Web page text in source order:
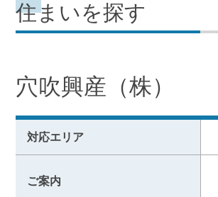
住まいを探す
穴吹興産（株）
対応エリア
ご案内